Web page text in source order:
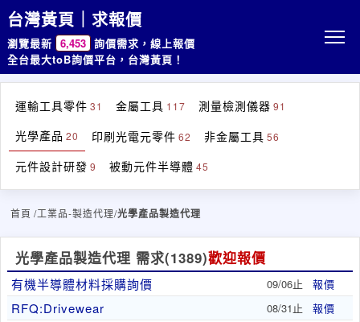
台灣黃頁｜求報價
瀏覽最新 6,453 詢價需求，線上報價
全台最大toB詢價平台，台灣黃頁！
運輸工具零件 31 金屬工具 117 測量檢測儀器 91
光學產品 20 印刷光電元零件 62 非金屬工具 56
元件設計研發 9 被動元件半導體 45
首頁 /工業品-製造代理/光學產品製造代理
光學產品製造代理 需求(1389)歡迎報價
有機半導體材料採購詢價 09/06止 報價
RFQ:Drivewear 08/31止 報價